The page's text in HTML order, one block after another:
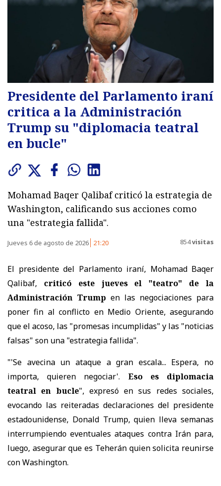
Presidente del Parlamento iraní
critica a la Administración
Trump su "diplomacia teatral
en bucle"
Mohamad Baqer Qalibaf criticó la estrategia de
Washington, calificando sus acciones como
una "estrategia fallida".
Jueves 6 de agosto de 2026 21:20 854visitas
El presidente del Parlamento iraní, Mohamad Baqer
Qalibaf, criticó este jueves el "teatro" de la
Administración Trump en las negociaciones para
poner fin al conflicto en Medio Oriente, asegurando
que el acoso, las "promesas incumplidas" y las "noticias
falsas" son una "estrategia fallida".
"'Se avecina un ataque a gran escala... Espera, no
importa, quieren negociar'. Eso es diplomacia
teatral en bucle", expresó en sus redes sociales,
evocando las reiteradas declaraciones del presidente
estadounidense, Donald Trump, quien lleva semanas
interrumpiendo eventuales ataques contra Irán para,
luego, asegurar que es Teherán quien solicita reunirse
con Washington.